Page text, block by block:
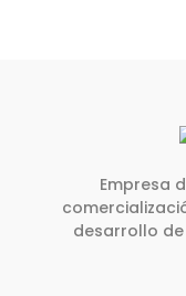
Empresa
desarrollo